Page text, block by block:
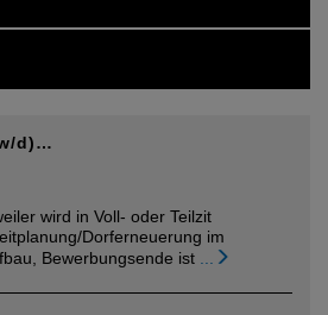
d)…
wird in Voll- oder Teilzit
Dorferneuerung im
Bewerbungsende ist